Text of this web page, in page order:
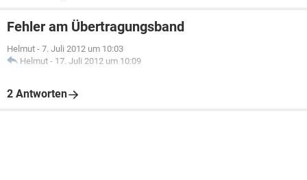
Fehler am Übertragungsband
Helmut - 7. Juli 2012 um 10:03
Helmut - 17. Juli 2012 um 10:09
2 Antworten